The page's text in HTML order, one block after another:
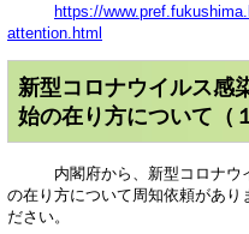
https://
attention.html
新型コロナウイルス感
始の在り方について（
内閣府から、新型コロナウイ
の在り方について周知依頼があり
ださい。